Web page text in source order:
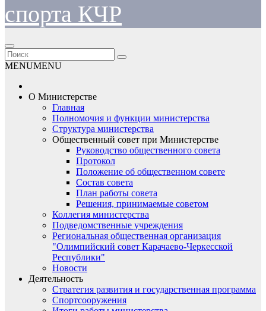
спорта КЧР
MENUMENU
О Министерстве
Главная
Полномочия и функции министерства
Структура министерства
Общественный совет при Министерстве
Руководство общественного совета
Протокол
Положение об общественном совете
Состав совета
План работы совета
Решения, принимаемые советом
Коллегия министерства
Подведомственные учреждения
Региональная общественная организация
"Олимпийский совет Карачаево-Черкесской
Республики"
Новости
Деятельность
Стратегия развития и государственная программа
Спортсооружения